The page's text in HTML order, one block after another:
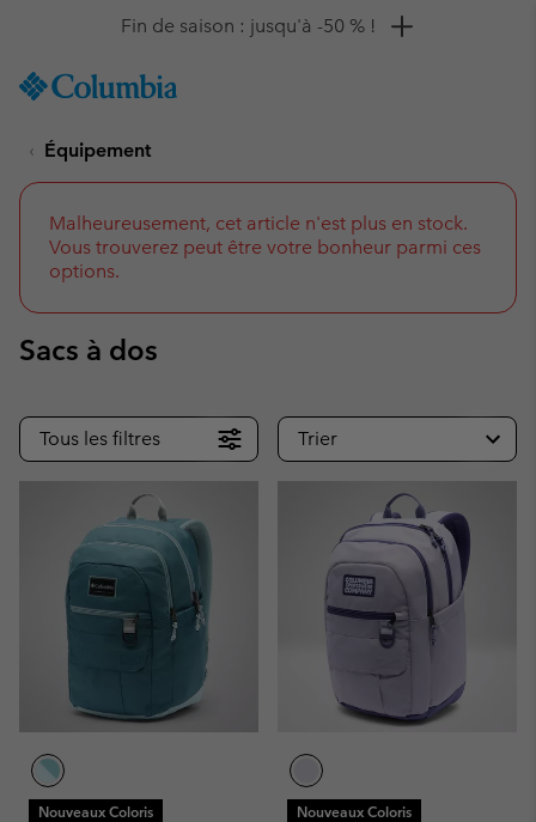
TO
SKIP
NAV
SKIP
TO
SEARCH
Remise de 10 % à saisir
Équipement
Malheureusement, cet article n'est plus en stock.
Vous trouverez peut être votre bonheur parmi ces
options.
Sacs à dos
Tous les filtres Trier
Nouveaux Coloris Nouveaux Coloris